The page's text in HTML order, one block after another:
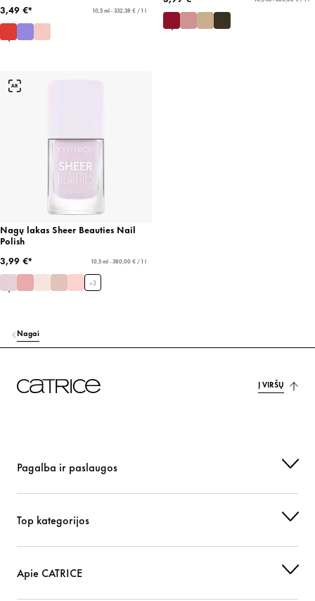
3,49 €*
10,5 ml - 332,38 € / 1 l
Nagų lakas Sheer Beauties Nail
Polish
3,99 €*
10,5 ml - 380,00 € / 1 l
+3
Nagai
Į VIRŠŲ
Pagalba ir paslaugos
Top kategorijos
Apie CATRICE